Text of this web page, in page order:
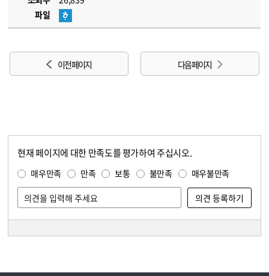
파일
이전 페이지 다음 페이지
현재 페이지에 대한 만족도를 평가하여 주십시오.
매우만족 만족 보통 불만족 매우불만족